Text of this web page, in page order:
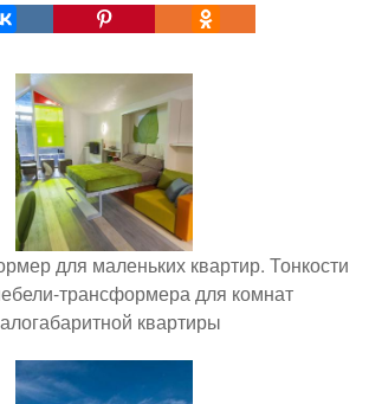
для маленьких квартир. Тонкости
трансформера для комнат
квартиры